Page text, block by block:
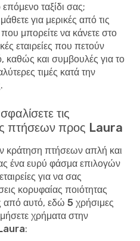
ταξίδι σας;
για μερικές από τις
μπορείτε να κάνετε στο
εταιρείες που πετούν
καθώς και συμβουλές για το
τιμές κατά την
τις
πτήσεων προς Laura
κράτηση πτήσεων απλή και
ένα ευρύ φάσμα επιλογών
για να σας
κορυφαίας ποιότητας
από αυτό, εδώ 5 χρήσιμες
χρήματα στην
: